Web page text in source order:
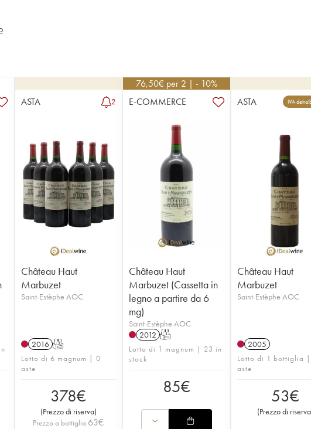
ASTA 2
Château Haut
Marbuzet
Saint-Estèphe AOC
2016 T
Lotto di 6 magnum | 0
aste
378€
(Prezzo di riserva)
Prezzo a bottiglia 63€
76,50€ per 2 | - 10%
E-COMMERCE
Château Haut
Marbuzet (Cassetta in
legno a partire da 6
mg)
Saint-Estèphe AOC
2012 T
Lotto di 1 magnum | 23 in
stock
85€
ASTA IVA
Château Haut
Marbuzet
Saint-Estèphe AOC
2005
Lotto di 1 bottiglia
aste
53€
(Prezzo di riserva